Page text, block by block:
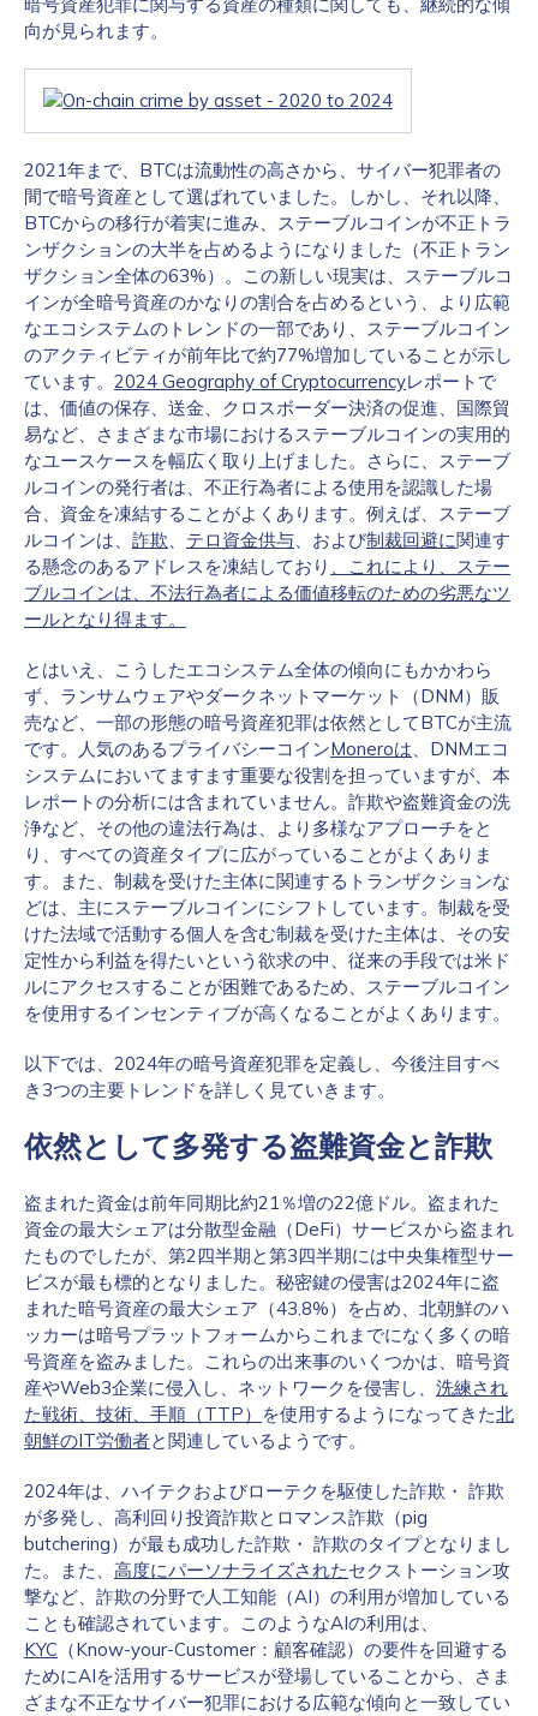
向が見られます。
2021年まで、BTCは流動性の高さから、サイバー犯罪者の
間で暗号資産として選ばれていました。しかし、それ以降、
BTCからの移行が着実に進み、ステーブルコインが不正トラ
ンザクションの大半を占めるようになりました（不正トラン
ザクション全体の63%）。この新しい現実は、ステーブルコ
インが全暗号資産のかなりの割合を占めるという、より広範
なエコシステムのトレンドの一部であり、ステーブルコイン
のアクティビティが前年比で約77%増加していることが示し
ています。 2024 Geography of Cryptocurrencyレポートで
は、価値の保存、送金、クロスボーダー決済の促進、国際貿
易など、さまざまな市場におけるステーブルコインの実用的
なユースケースを幅広く取り上げました。さらに、ステーブ
ルコインの発行者は、不正行為者による使用を認識した場
合、資金を凍結することがよくあります。例えば、ステーブ
ルコインは、 詐欺、 テロ資金供与、および制裁回避に関連す
る懸念のあるアドレスを凍結しており 、これにより、ステー
ブルコインは、不法行為者による価値移転のための劣悪なツ
ールとなり得ます。
とはいえ、こうしたエコシステム全体の傾向にもかかわら
ず、ランサムウェアやダークネットマーケット（DNM）販
売など、一部の形態の暗号資産犯罪は依然としてBTCが主流
です。人気のあるプライバシーコインMoneroは、DNMエコ
システムにおいてますます重要な役割を担っていますが、本
レポートの分析には含まれていません。詐欺や盗難資金の洗
浄など、その他の違法行為は、より多様なアプローチをと
り、すべての資産タイプに広がっていることがよくありま
す。また、制裁を受けた主体に関連するトランザクションな
どは、主にステーブルコインにシフトしています。制裁を受
けた法域で活動する個人を含む制裁を受けた主体は、その安
定性から利益を得たいという欲求の中、従来の手段では米ド
ルにアクセスすることが困難であるため、ステーブルコイン
を使用するインセンティブが高くなることがよくあります。
以下では、2024年の暗号資産犯罪を定義し、今後注目すべ
き3つの主要トレンドを詳しく見ていきます。
依然として多発する盗難資金と詐欺
盗まれた資金は前年同期比約21％増の22億ドル。盗まれた
資金の最大シェアは分散型金融（DeFi）サービスから盗まれ
たものでしたが、第2四半期と第3四半期には中央集権型サー
ビスが最も標的となりました。秘密鍵の侵害は2024年に盗
まれた暗号資産の最大シェア（43.8%）を占め、北朝鮮のハ
ッカーは暗号プラットフォームからこれまでになく多くの暗
号資産を盗みました。これらの出来事のいくつかは、暗号資
産やWeb3企業に侵入し、ネットワークを侵害し、 洗練され
た戦術、技術、手順（TTP） を使用するようになってきた北
朝鮮のIT労働者と関連しているようです。
2024年は、ハイテクおよびローテクを駆使した詐欺・ 詐欺
が多発し、高利回り投資詐欺とロマンス詐欺（pig
butchering）が最も成功した詐欺・ 詐欺のタイプとなりまし
た。また、 高度にパーソナライズされたセクストーション攻
撃など、詐欺の分野で人工知能（AI）の利用が増加している
ことも確認されています。このようなAIの利用は、
KYC （Know-your-Customer：顧客確認）の要件を回避する
ためにAIを活用するサービスが登場していることから、さま
ざまな不正なサイバー犯罪における広範な傾向と一致してい